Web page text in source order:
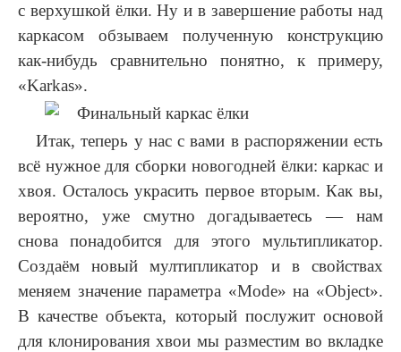
с верхушкой ёлки. Ну и в завершение работы над
каркасом обзываем полученную конструкцию
как-нибудь сравнительно понятно, к примеру,
«Karkas».
Итак, теперь у нас с вами в распоряжении есть
всё нужное для сборки новогодней ёлки: каркас и
хвоя. Осталось украсить первое вторым. Как вы,
вероятно, уже смутно догадываетесь — нам
снова понадобится для этого мультипликатор.
Создаём новый мултипликатор и в свойствах
меняем значение параметра «Mode» на «Object».
В качестве объекта, который послужит основой
для клонирования хвои мы разместим во вкладке